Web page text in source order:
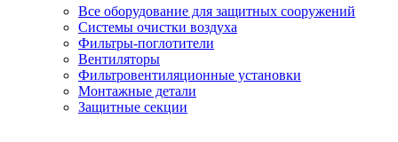
Все оборудование для защитных сооружений
Системы очистки воздуха
Фильтры-поглотители
Вентиляторы
Фильтровентиляционные установки
Монтажные детали
Защитные секции